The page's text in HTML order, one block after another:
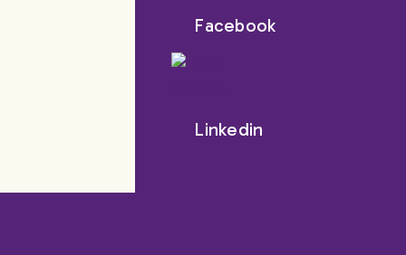
Facebook
Linkedin